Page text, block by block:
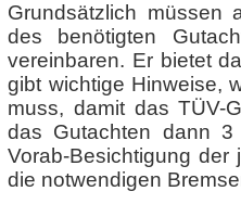
Grundsätzlich müssen
des benötigten
vereinbaren. Er bietet
gibt wichtige Hinweise,
muss, damit das TÜV-
das Gutachten dann
Vorab-Besichtigung der
die notwendigen